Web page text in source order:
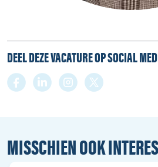
DEEL DEZE VACATURE OP SOCIAL
MISSCHIEN OOK